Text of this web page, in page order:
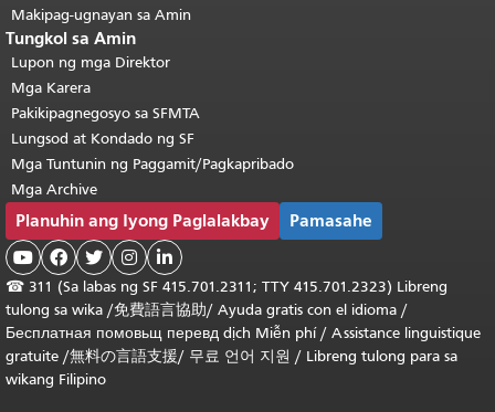
Makipag-ugnayan sa Amin
Tungkol sa Amin
Lupon ng mga Direktor
Mga Karera
Pakikipagnegosyo sa SFMTA
Lungsod at Kondado ng SF
Mga Tuntunin ng Paggamit/Pagkapribado
Mga Archive
Planuhin ang Iyong Paglalakbay Pamasahe
    
☎ 311 (Sa labas ng SF 415.701.2311; TTY 415.701.2323) Libreng
tulong sa wika /免費語言協助/ Ayuda gratis con el idioma /
Бесплатная помовьщ перевд dịch Miễn phí/ Assistance linguistique
gratuite /無料の言語支援/ 무료 언어 지원 / Libreng tulong para sa
wikang Filipino